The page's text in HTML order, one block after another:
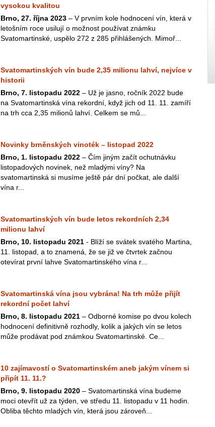
vysokou kvalitou
Brno, 27. října 2023 – V prvním kole hodnocení vín, která v
letošním roce usilují o možnost používat známku
Svatomartinské, uspělo 272 z 285 přihlášených. Mimoř...
Svatomartinských vín bude 2,35 milionu lahví, nejvíce v
historii
Brno, 7. listopadu 2022 – Už je jasno, ročník 2022 bude
na Svatomartinská vína rekordní, když jich od 11. 11. zamíří
na trh cca 2,35 milionů lahví. Celkem se mů...
Novinky brněnských vinoték – listopad 2022
Brno, 1. listopadu 2022 – Čím jiným začít ochutnávku
listopadových novinek, než mladými víny? Na
svatomartinská si musíme ještě pár dní počkat, ale další
vína r...
Svatomartinských vín bude letos rekordních 2,34
milionu lahví
Brno, 10. listopadu 2021 - Blíží se svátek svatého Martina,
11. listopad, a to znamená, že se již ve čtvrtek začnou
otevírat první lahve Svatomartinského vína r...
Svatomartinská vína jsou vybrána! Na trh může přijít
rekordní počet lahví
Brno, 8. listopadu 2021 – Odborné komise po dvou kolech
hodnocení definitivně rozhodly, kolik a jakých vín se letos
může prodávat pod známkou Svatomartinské. Ce...
10 zajímavostí o Svatomartinském aneb jakým vínem si
připít 11. 11.?
Brno, 9. listopadu 2020 – Svatomartinská vína budeme
moci otevřít už za týden, ve středu 11. listopadu v 11 hodin.
Obliba těchto mladých vín, která jsou zároveň...